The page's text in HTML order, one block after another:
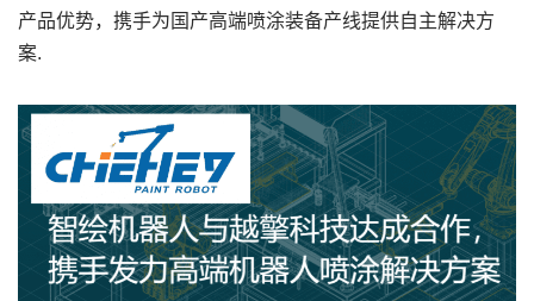
产品优势，携手为国产高端喷涂装备产线提供自主解决方
案.